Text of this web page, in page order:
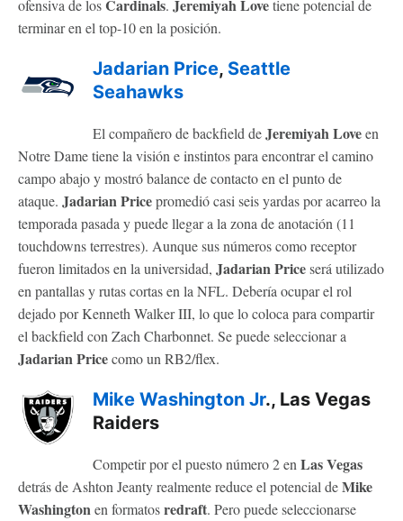
ofensiva de losCardinals. Jeremiyah Lovetiene potencial de
terminar en el top-10 en la posición.
Jadarian Price, Seattle
Seahawks
El compañero de backfield deJeremiyah Loveen
Notre Dame tiene la visión e instintos para encontrar el camino
campo abajo y mostró balance de contacto en el punto de
ataque. Jadarian Pricepromedió casi seis yardas por acarreo la
temporada pasada y puede llegar a la zona de anotación (11
touchdowns terrestres). Aunque sus números como receptor
fueron limitados en la universidad, Jadarian Priceserá utilizado
en pantallas y rutas cortas en la NFL. Debería ocupar el rol
dejado por Kenneth Walker III, lo que lo coloca para compartir
el backfield con Zach Charbonnet. Se puede seleccionar a
Jadarian Pricecomo un RB2/flex.
Mike Washington Jr., Las Vegas
Raiders
Competir por el puesto número 2 en Las Vegas
detrás de Ashton Jeanty realmente reduce el potencial deMike
Washingtonen formatosredraft. Pero puede seleccionarse